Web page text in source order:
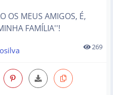
OS MEUS AMIGOS, É,
FAMÍLIA''!
269